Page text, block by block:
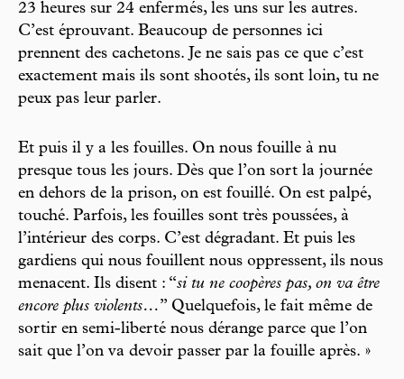
23 heures sur 24 enfermés, les uns sur les autres.
C’est éprouvant. Beaucoup de personnes ici
prennent des cachetons. Je ne sais pas ce que c’est
exactement mais ils sont shootés, ils sont loin, tu ne
peux pas leur parler.
Et puis il y a les fouilles. On nous fouille à nu
presque tous les jours. Dès que l’on sort la journée
en dehors de la prison, on est fouillé. On est palpé,
touché. Parfois, les fouilles sont très poussées, à
l’intérieur des corps. C’est dégradant. Et puis les
gardiens qui nous fouillent nous oppressent, ils nous
menacent. Ils disent : “si tu ne coopères pas, on va être
encore plus violents…” Quelquefois, le fait même de
sortir en semi-liberté nous dérange parce que l’on
sait que l’on va devoir passer par la fouille après. »